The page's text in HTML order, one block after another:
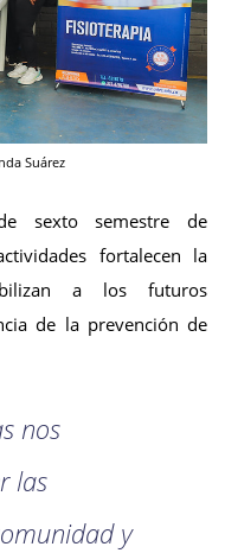
Suárez
sexto semestre de
fortalecen la
a los futuros
de la prevención de
nos
las
y